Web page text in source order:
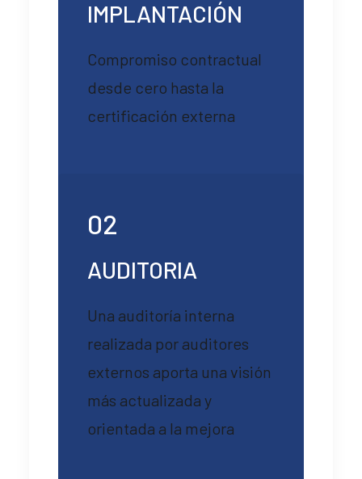
IMPLANTACIÓN
Compromiso contractual
desde cero hasta la
certificación externa
02
AUDITORIA
Una auditoría interna
realizada por auditores
externos aporta una visión
más actualizada y
orientada a la mejora